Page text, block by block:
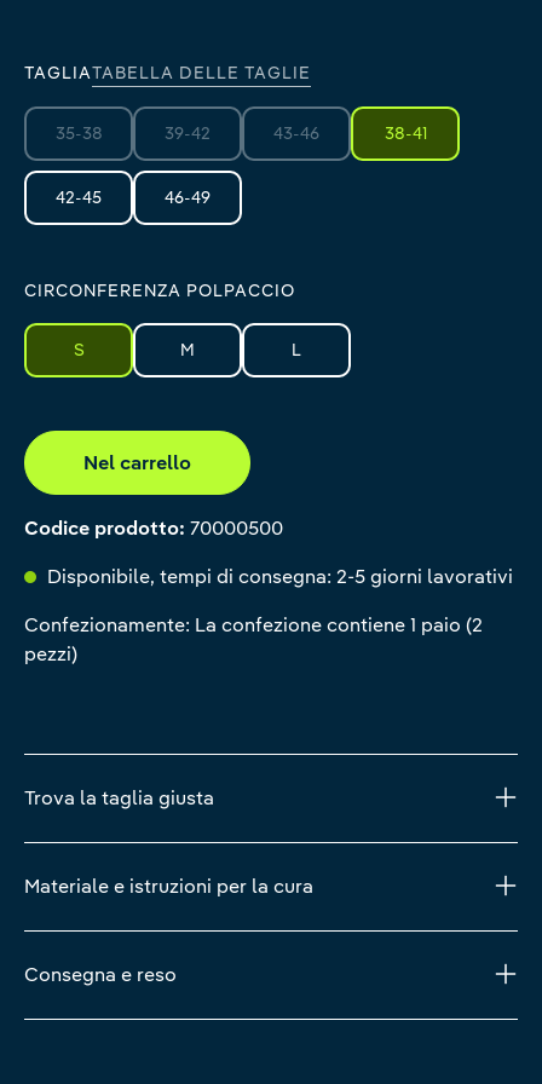
TAGLIATABELLA DELLE TAGLIE
35-38(Questa opzione non è al momento disponibile.)
39-42(Questa opzione non è al momento disponibile.)
43-46(Questa opzione non è al momento
38-41
42-45 46-49
CIRCONFERENZA POLPACCIO
S M L
Nel carrello
Codice prodotto: 70000500
Disponibile, tempi di consegna: 2-5 giorni lavorativi
Confezionamente: La confezione contiene 1 paio (2
pezzi)
Trova la taglia giusta
Materiale e istruzioni per la cura
Consegna e reso